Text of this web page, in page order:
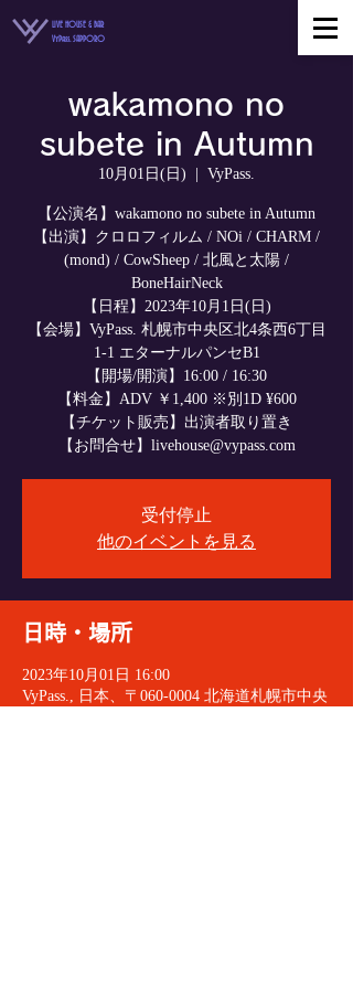
LIVE HOUSE & BAR
VyPass. SAPPORO
wakamono no
subete in Autumn
10月01日(日) VyPass.
【公演名】wakamono no subete in Autumn
【出演】クロロフィルム / NOi / CHARM /
(mond) / CowSheep / 北風と太陽 /
BoneHairNeck
【日程】2023年10月1日(日)
【会場】VyPass. 札幌市中央区北4条西6丁目
1-1 エターナルパンセB1
【開場/開演】16:00 / 16:30
【料金】ADV ￥1,400 ※別1D ¥600
【チケット販売】出演者取り置き
【お問合せ】livehouse@vypass.com
受付停止
他のイベントを見る
日時・場所
2023年10月01日 16:00
VyPass., 日本、〒060-0004 北海道札幌市中央